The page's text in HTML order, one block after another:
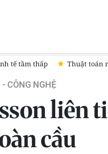
tế tầm thấp Thuật toán
CÔNG NGHỆ
liên
cầu